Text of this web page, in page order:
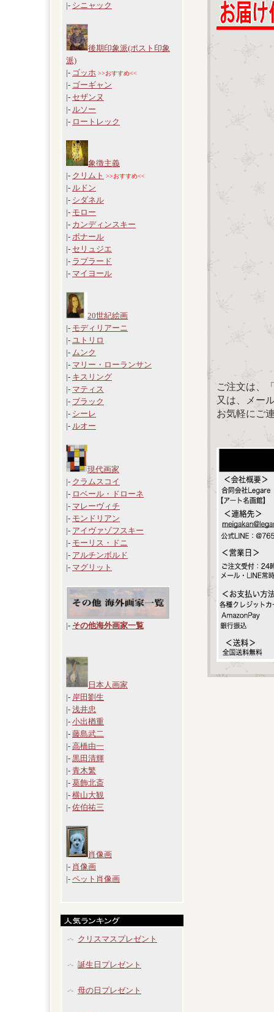
|- シニャック
後期印象派(ポスト印象
派)
|- ゴッホ >>おすすめ<<
|- ゴーギャン
|- セザンヌ
|- ルソー
|- ロートレック
象徴主義
|- クリムト >>おすすめ<<
|- ルドン
|- シダネル
|- モロー
|- カンディンスキー
|- ボナール
|- セリュジエ
|- ラプラード
|- マイヨール
20世紀絵画
|- モディリアーニ
|- ユトリロ
|- ムンク
|- マリー・ローランサン
|- キスリング
|- マティス
|- ブラック
|- シーレ
|- ルオー
現代画家
|- クラムスコイ
|- ロベール・ドローネ
|- マレーヴィチ
|- モンドリアン
|- アイヴァゾフスキー
|- モーリス・ドニ
|- アルチンボルド
|- マグリット
|- その他海外画家一覧
日本人画家
|- 岸田劉生
|- 浅井忠
|- 小出楢重
|- 藤島武二
|- 高橋由一
|- 黒田清輝
|- 青木繁
|- 葛飾北斎
|- 横山大観
|- 佐伯祐三
肖像画
|- 肖像画
|- ペット肖像画
クリスマスプレゼント
誕生日プレゼント
母の日プレゼント
ご注文は、
又は、メー
お気軽にご